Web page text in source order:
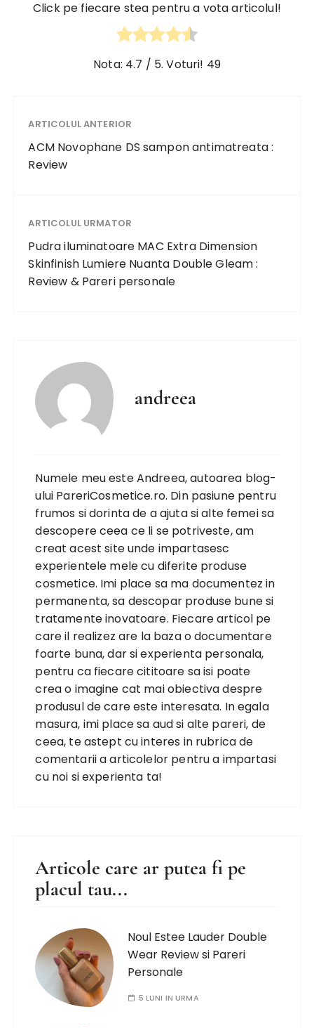
Click pe fiecare stea pentru a vota articolul!
Nota: 4.7 / 5. Voturi! 49
ARTICOLUL ANTERIOR
ACM Novophane DS sampon antimatreata :
Review
ARTICOLUL URMATOR
Pudra iluminatoare MAC Extra Dimension
Skinfinish Lumiere Nuanta Double Gleam :
Review & Pareri personale
andreea
Numele meu este Andreea, autoarea blog-
ului PareriCosmetice.ro. Din pasiune pentru
frumos si dorinta de a ajuta si alte femei sa
descopere ceea ce li se potriveste, am
creat acest site unde impartasesc
experientele mele cu diferite produse
cosmetice. Imi place sa ma documentez in
permanenta, sa descopar produse bune si
tratamente inovatoare. Fiecare articol pe
care il realizez are la baza o documentare
foarte buna, dar si experienta personala,
pentru ca fiecare cititoare sa isi poate
crea o imagine cat mai obiectiva despre
produsul de care este interesata. In egala
masura, imi place sa aud si alte pareri, de
ceea, te astept cu interes in rubrica de
comentarii a articolelor pentru a impartasi
cu noi si experienta ta!
Articole care ar putea fi pe
placul tau...
Noul Estee Lauder Double
Wear Review si Pareri
Personale
5 LUNI IN URMA